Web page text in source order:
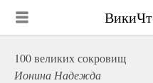
100 великих сокровищ
Ионина Надежда